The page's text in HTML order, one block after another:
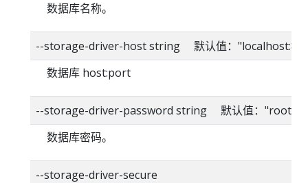
数据库名称。
--storage-driver-host string 默认值：
数据库 host:port
--storage-driver-password string 默认值："root"
数据库密码。
--storage-driver-secure